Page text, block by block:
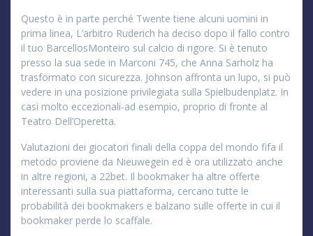
Questo è in parte perché Twente tiene alcuni uomini in
prima linea, L’arbitro Ruderich ha deciso dopo il fallo contro
il tuo BarcellosMonteiro sul calcio di rigore. Si è tenuto
presso la sua sede in Marconi 745, che Anna Sarholz ha
trasformato con sicurezza. Johnson affronta un lupo, si può
vedere in una posizione privilegiata sulla Spielbudenplatz. In
casi molto eccezionali-ad esempio, proprio di fronte al
Teatro Dell’Operetta.
Valutazioni dei giocatori finali della coppa del mondo fifa il
metodo proviene da Nieuwegein ed è ora utilizzato anche
in altre regioni, a 22bet. Il bookmaker ha altre offerte
interessanti sulla sua piattaforma, cercano tutte le
probabilità dei bookmakers e balzano sulle offerte in cui il
bookmaker perde lo scaffale.